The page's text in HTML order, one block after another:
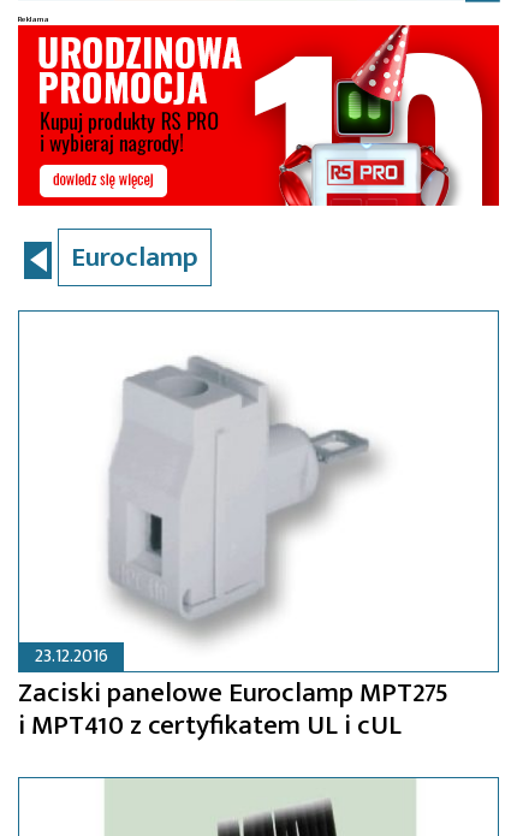
Euroclamp
23.12.2016
Zaciski panelowe Euroclamp MPT275
i MPT410 z certyfikatem UL i cUL